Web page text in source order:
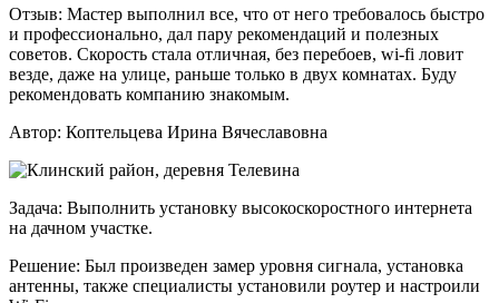
Отзыв: Мастер выполнил все, что от него требовалось быстро
и профессионально, дал пару рекомендаций и полезных
советов. Скорость стала отличная, без перебоев, wi-fi ловит
везде, даже на улице, раньше только в двух комнатах. Буду
рекомендовать компанию знакомым.
Автор: Коптельцева Ирина Вячеславовна
Задача: Выполнить установку высокоскоростного интернета
на дачном участке.
Решение: Был произведен замер уровня сигнала, установка
антенны, также специалисты установили роутер и настроили